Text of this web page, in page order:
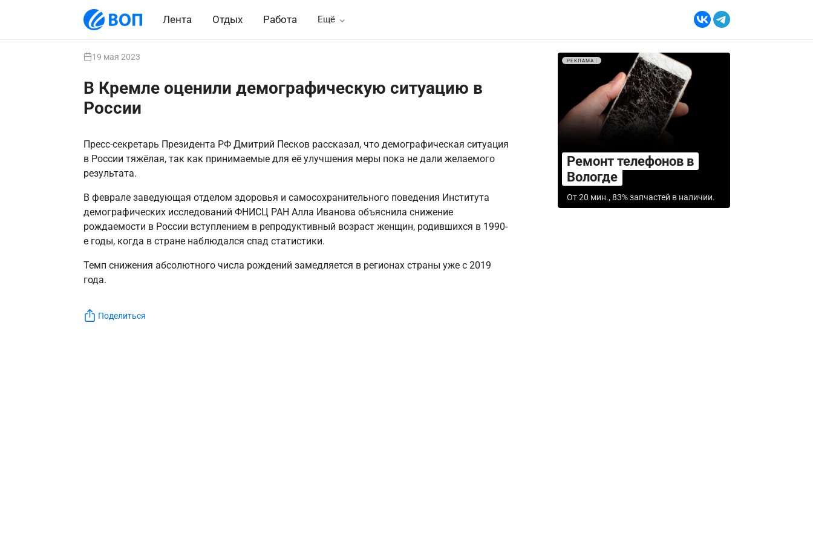
Лента Отдых Работа Ещё
19 мая 2023
В Кремле оценили демографическую ситуацию в
России
Пресс-секретарь Президента РФ Дмитрий Песков рассказал, что демографическая ситуация
в России тяжёлая, так как принимаемые для её улучшения меры пока не дали желаемого
результата.
В феврале заведующая отделом здоровья и самосохранительного поведения Института
демографических исследований ФНИСЦ РАН Алла Иванова объяснила снижение
рождаемости в России вступлением в репродуктивный возраст женщин, родившихся в 1990-
е годы, когда в стране наблюдался спад статистики.
Темп снижения абсолютного числа рождений замедляется в регионах страны уже с 2019
года.
Поделиться
РЕКЛАМА
Ремонт телефонов в
Вологде
От 20 мин., 83% запчастей в наличии.